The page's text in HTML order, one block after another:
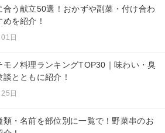
合う献立50選！おかずや副菜・付け合わ
を紹介！
日
モノ料理ランキングTOP30｜味わい・臭
とともに紹介！
日
類・名前を部位別に一覧で！野菜串のお